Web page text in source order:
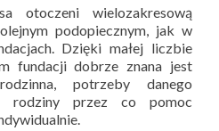
otoczeni wielozakresową
podopiecznym, jak w
Dzięki małej liczbie
fundacji dobrze znana jest
potrzeby danego
rodziny przez co pomoc